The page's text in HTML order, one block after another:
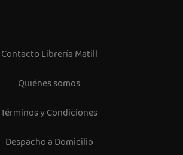
Contacto Librería Matill
Quiénes somos
Términos y Condiciones
Despacho a Domicilio